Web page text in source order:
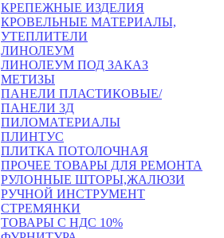
КРЕПЕЖНЫЕ ИЗДЕЛИЯ
КРОВЕЛЬНЫЕ МАТЕРИАЛЫ,
УТЕПЛИТЕЛИ
ЛИНОЛЕУМ
ЛИНОЛЕУМ ПОД ЗАКАЗ
МЕТИЗЫ
ПАНЕЛИ ПЛАСТИКОВЫЕ/
ПАНЕЛИ 3Д
ПИЛОМАТЕРИАЛЫ
ПЛИНТУС
ПЛИТКА ПОТОЛОЧНАЯ
ПРОЧЕЕ ТОВАРЫ ДЛЯ РЕМОНТА
РУЛОННЫЕ ШТОРЫ,ЖАЛЮЗИ
РУЧНОЙ ИНСТРУМЕНТ
СТРЕМЯНКИ
ТОВАРЫ С НДС 10%